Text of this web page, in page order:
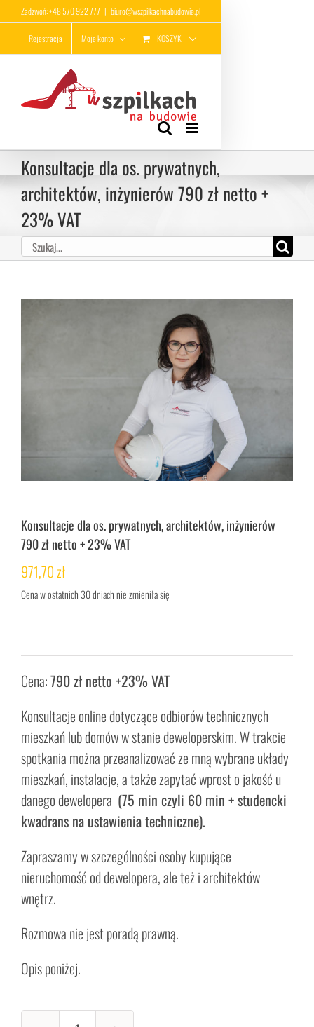
Przejdź
zawartości
Zadzwoń: +48 570 922 777 | biuro@wszpilkachnabudowie.pl
Rejestracja Moje konto KOSZYK
Konsultacje dla os. prywatnych,
architektów, inżynierów 790 zł netto +
23% VAT
Szukaj
Konsultacje dla os. prywatnych, architektów, inżynierów
790 zł netto + 23% VAT
971,70zł
Cena w ostatnich 30 dniach nie zmieniła się
Cena:790 zł netto +23% VAT
Konsultacje online dotyczące odbiorów technicznych
mieszkań lub domów w stanie deweloperskim. W trakcie
spotkania można przeanalizować ze mną wybrane układy
mieszkań, instalacje, a także zapytać wprost o jakość u
danego dewelopera (75 min czyli 60 min + studencki
kwadrans na ustawienia techniczne).
Zapraszamy w szczególności osoby kupujące
nieruchomość od dewelopera, ale też i architektów
wnętrz.
Rozmowa nie jest poradą prawną.
Opis poniżej.